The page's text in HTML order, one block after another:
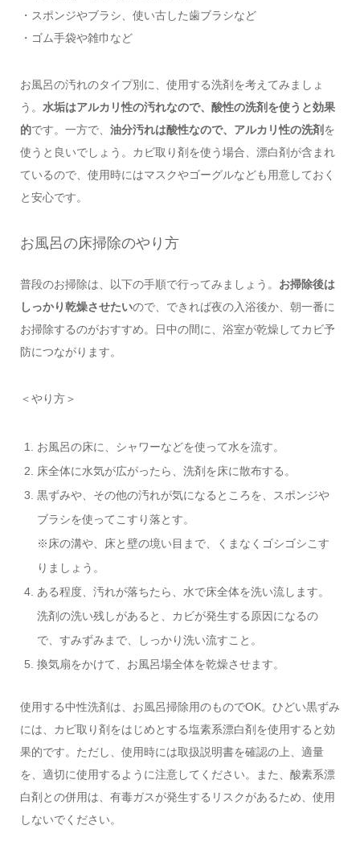
・スポンジやブラシ、使い古した歯ブラシなど
・ゴム手袋や雑巾など
お風呂の汚れのタイプ別に、使用する洗剤を考えてみましょ
う。 水垢はアルカリ性の汚れなので、酸性の洗剤を使うと効果
的です。一方で、 油分汚れは酸性なので、アルカリ性の洗剤を
使うと良いでしょう。カビ取り剤を使う場合、漂白剤が含まれ
ているので、使用時にはマスクやゴーグルなども用意しておく
と安心です。
お風呂の床掃除のやり方
普段のお掃除は、以下の手順で行ってみましょう。 お掃除後は
しっかり乾燥させたいので、できれば夜の入浴後か、朝一番に
お掃除するのがおすすめ。日中の間に、浴室が乾燥してカビ予
防につながります。
＜やり方＞
お風呂の床に、シャワーなどを使って水を流す。
床全体に水気が広がったら、洗剤を床に散布する。
黒ずみや、その他の汚れが気になるところを、スポンジや
ブラシを使ってこすり落とす。
※床の溝や、床と壁の境い目まで、くまなくゴシゴシこす
りましょう。
ある程度、汚れが落ちたら、水で床全体を洗い流します。
洗剤の洗い残しがあると、カビが発生する原因になるの
で、すみずみまで、しっかり洗い流すこと。
換気扇をかけて、お風呂場全体を乾燥させます。
使用する中性洗剤は、お風呂掃除用のものでOK。ひどい黒ずみ
には、カビ取り剤をはじめとする塩素系漂白剤を使用すると効
果的です。ただし、使用時には取扱説明書を確認の上、適量
を、適切に使用するように注意してください。また、酸素系漂
白剤との併用は、有毒ガスが発生するリスクがあるため、使用
しないでください。